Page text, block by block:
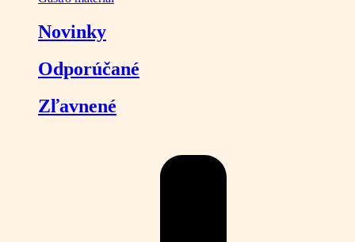
Novinky
Odporúčané
Zľavnené